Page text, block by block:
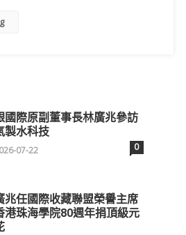
國際原副董事長林廣兆參訪
製水科技
07-22 0
兆任國際收藏聯盟榮譽主席
港珠海學院80週年捐頂級元